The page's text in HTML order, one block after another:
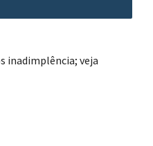
inadimplência; veja